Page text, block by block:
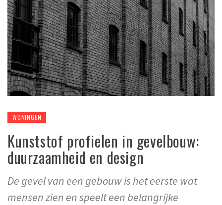
WONINGEN
Kunststof profielen in gevelbouw:
duurzaamheid en design
De gevel van een gebouw is het eerste wat
mensen zien en speelt een belangrijke